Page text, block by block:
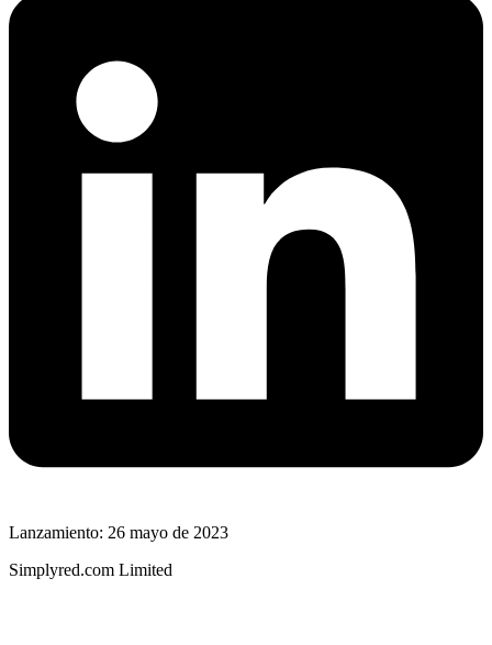
Lanzamiento: 26 mayo de 2023
Simplyred.com Limited